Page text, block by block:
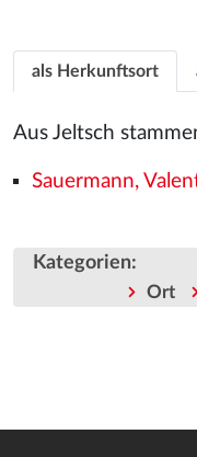
als Herkunftsort
Aus Jeltsch
Sauermann,
Kategorien:
Ort